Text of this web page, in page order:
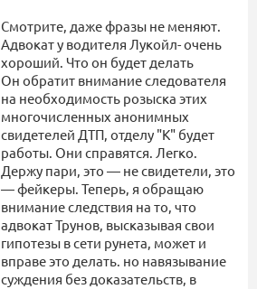
Смотрите, даже фразы не меняют.
Адвокат у водителя Лукойл- очень
хороший. Что он будет делать
Он обратит внимание следователя
на необходимость розыска этих
многочисленных анонимных
свидетелей ДТП, отделу "К" будет
работы. Они справятся. Легко.
Держу пари, это — не свидетели, это
— фейкеры. Теперь, я обращаю
внимание следствия на то, что
адвокат Трунов, высказывая свои
гипотезы в сети рунета, может и
вправе это делать. но навязывание
суждения без доказательств, в